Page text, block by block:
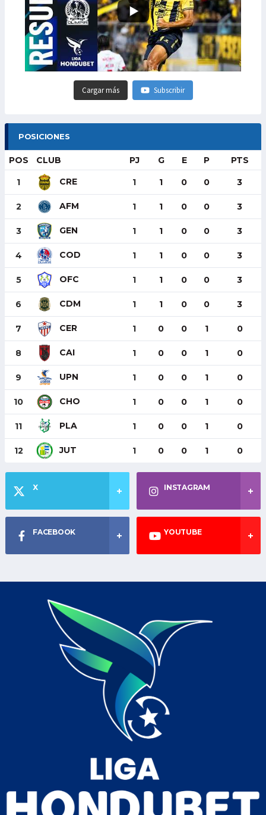
Cargar más Subscribir
POSICIONES
POS CLUB PJ G E P PTS
1 CRE 1 1 0 0 3
2 AFM 1 1 0 0 3
3 GEN 1 1 0 0 3
4 COD 1 1 0 0 3
5 OFC 1 1 0 0 3
6 CDM 1 1 0 0 3
7 CER 1 0 0 1 0
8 CAI 1 0 0 1 0
9 UPN 1 0 0 1 0
10 CHO 1 0 0 1 0
11 PLA 1 0 0 1 0
12 JUT 1 0 0 1 0
X INSTAGRAM
FACEBOOK YOUTUBE